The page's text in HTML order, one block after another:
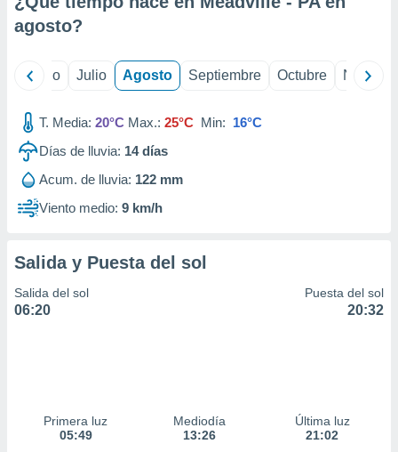
e
publicidad
publicidad
de
agosto?
Junio Julio Agosto Septiembre Octubre
T. Media: 20°C Max.: 25°C Min: 16°C
Días de lluvia: 14días
Acum. de lluvia: 122 mm
Viento medio: 9 km/h
Salida y Puesta del sol
Salida del sol
06:20
Puesta del sol
20:32
Primera luz
05:49
Mediodía
13:26
Última luz
21:02